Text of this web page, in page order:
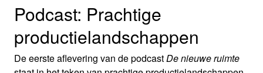
Podcast: Prachtige
productielandschappen
De eerste aflevering van de podcastDe nieuwe ruimte